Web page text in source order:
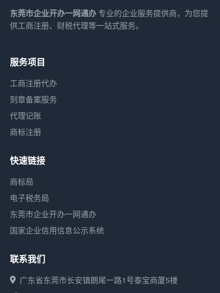
东莞市企业开办一网通办 专业的企业服务提供商，为您提
供工商注册、财税代理等一站式服务。
服务项目
工商注册代办
刻章备案服务
代理记账
商标注册
快速链接
商标局
电子税务局
东莞市企业开办一网通办
国家企业信用信息公示系统
联系我们
广东省东莞市长安镇朗尾一路1号泰宝商厦5楼